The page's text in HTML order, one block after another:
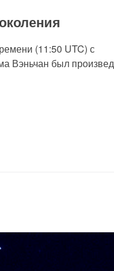
(11:50 UTC) с
Вэньчан был